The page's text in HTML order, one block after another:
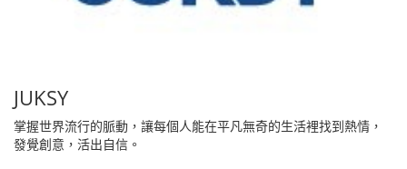
JUKSY
掌握世界流行的脈動，讓每個人能在平凡無奇的生活裡找到熱情，
發覺創意，活出自信。